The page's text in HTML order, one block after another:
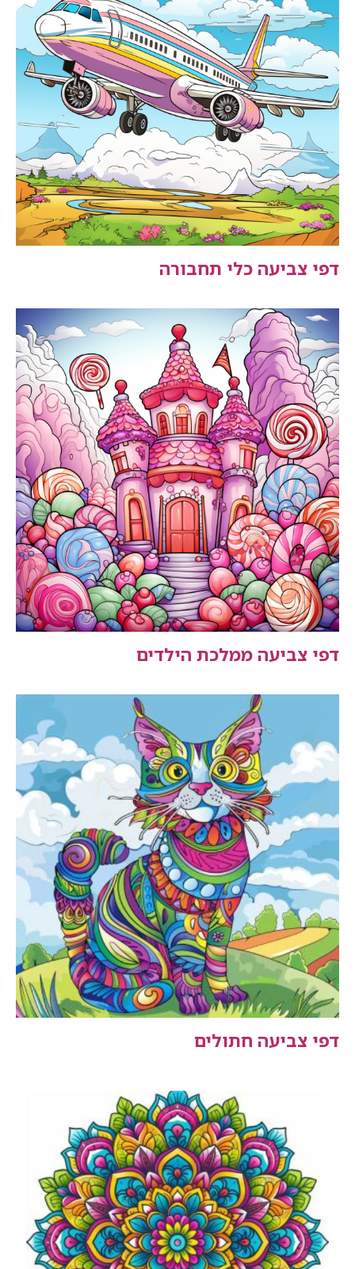
דפי צביעה כלי תחבורה
דפי צביעה ממלכת הילדים
דפי צביעה חתולים